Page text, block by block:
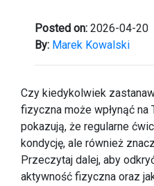
Posted on: 2026-04-20
By: Marek Kowalski
Czy kiedykolwiek
fizyczna może wpłynąć na
pokazują, że regularne
kondycję, ale również
Przeczytaj dalej, aby
aktywność fizyczna oraz